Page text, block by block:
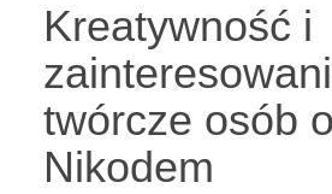
Kreatywność i
twórcze osób
Nikodem